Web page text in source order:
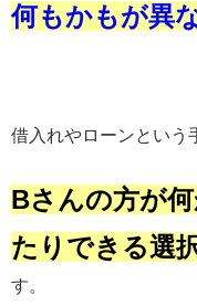
何もかもが異
借入れやローンという
Bさんの方が
たりできる選
す。